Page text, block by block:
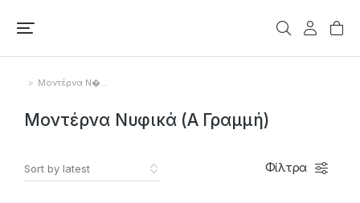
You are here:
Μοντέρνα Ν�…
Μοντέρνα Νυφικά (Α Γραμμή)
Φίλτρα